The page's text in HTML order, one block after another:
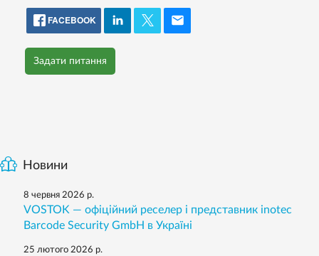
FACEBOOK
Задати питання
Новини
8 червня 2026 р.
VOSTOK — офіційний реселер і представник inotec
Barcode Security GmbH в Україні
25 лютого 2026 р.